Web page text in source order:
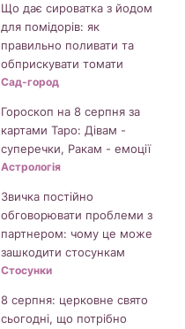
Що дає сироватка з йодом
для помідорів: як
правильно поливати та
обприскувати томати
Сад-город
Гороскоп на 8 серпня за
картами Таро: Дівам -
суперечки, Ракам - емоції
Астрологія
Звичка постійно
обговорювати проблеми з
партнером: чому це може
зашкодити стосункам
Стосунки
8 серпня: церковне свято
сьогодні, що потрібно